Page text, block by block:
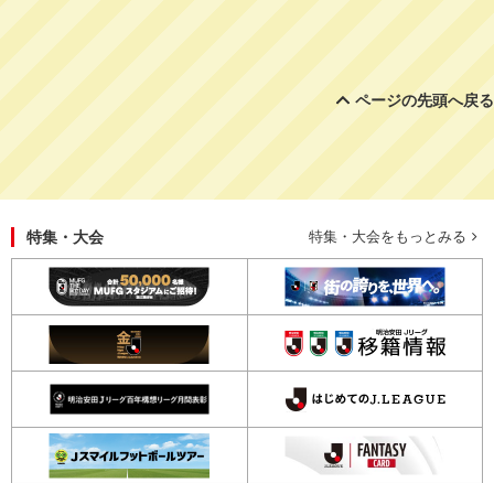
ページの先頭へ戻る
特集・大会 特集・大会をもっとみる